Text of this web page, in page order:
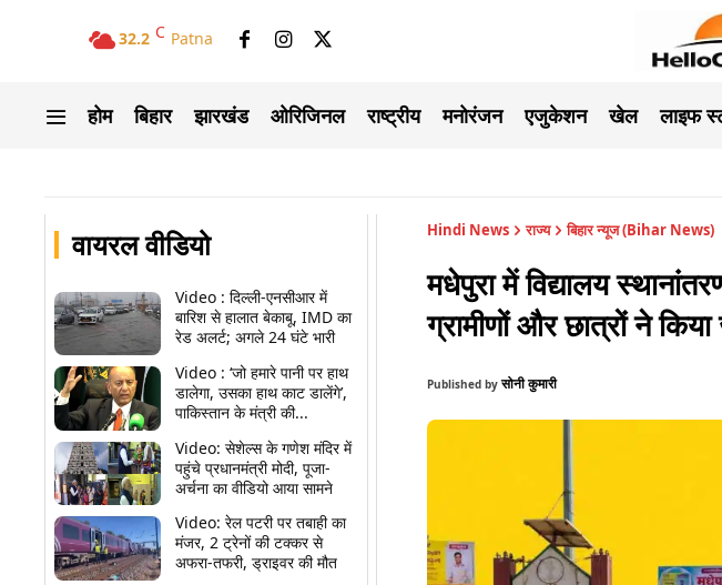
32.2 C Patna
होम बिहार झारखंड ओरिजिनल राष्ट्रीय मनोरंजन एजुकेशन खेल लाइफ
वायरल वीडियो
Video : दिल्ली-एनसीआर में
बारिश से हालात बेकाबू, IMD का
रेड अलर्ट; अगले 24 घंटे भारी
Video : ‘जो हमारे पानी पर हाथ
डालेगा, उसका हाथ काट डालेंगे’,
पाकिस्तान के मंत्री की...
Video: सेशेल्स के गणेश मंदिर में
पहुंचे प्रधानमंत्री मोदी, पूजा-
अर्चना का वीडियो आया सामने
Video: रेल पटरी पर तबाही का
मंजर, 2 ट्रेनों की टक्कर से
अफरा-तफरी, ड्राइवर की मौत
Hindi News राज्य बिहार न्यूज (Bihar News)
मधेपुरा में विद्यालय
ग्रामीणों और छात्रों ने किया
Published by सोनी कुमारी